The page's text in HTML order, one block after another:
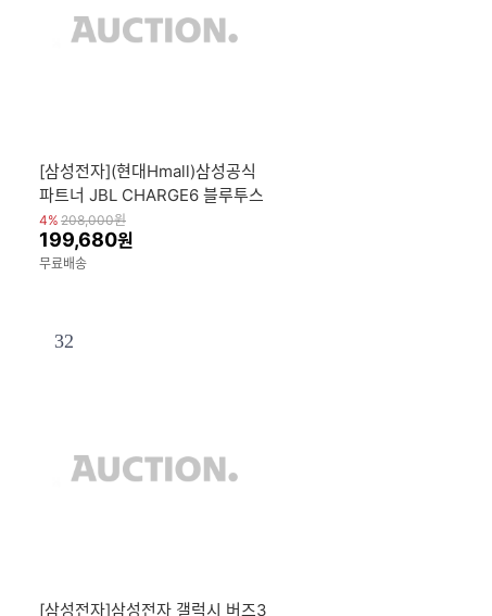
[삼성전자](현대Hmall)삼성공식
파트너 JBL CHARGE6 블루투스
스피커
4% 208,000원
199,680원
무료배송
32
[삼성전자]삼성전자 갤럭시 버즈3